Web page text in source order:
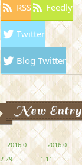
RSS Feedly
Twitter
Blog Twitter
New Entry
2016.0
2.29
2016.0
1.11